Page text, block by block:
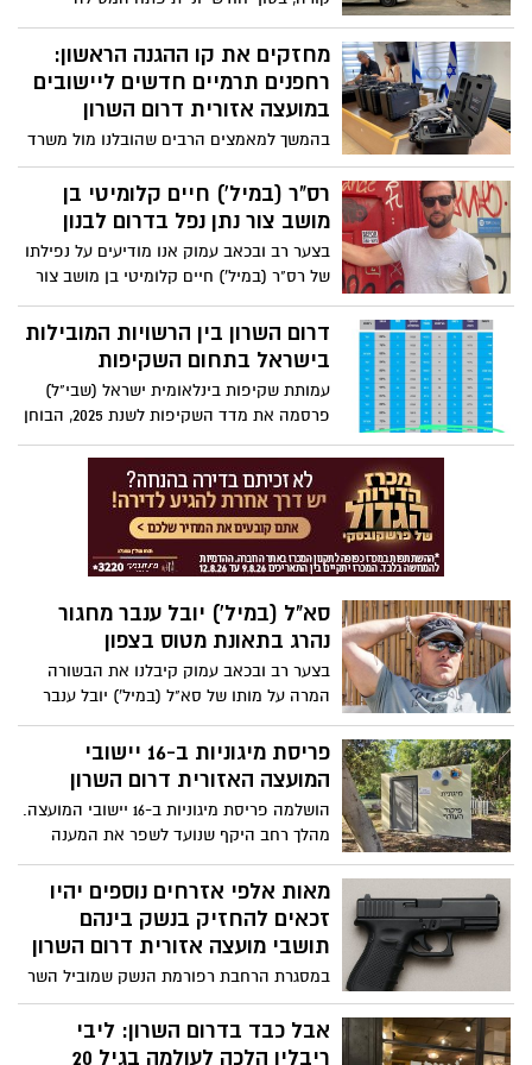
המזרחית של הרכבת עם מספר תחנות
בתחומי המועצה מועצה אזורית דרום השרון
והתושבים ייהנו מחיבור תחבורתי מהיר, נוח
מחזקים את קו ההגנה הראשון:
רחפנים תרמיים חדשים ליישובים
במועצה אזורית דרום השרון
בהמשך למאמצים הרבים שהובלנו מול משרד
הביטחון וצה"ל לחיזוק הביטחון ביישובים,
היום קיבלו יישובי קו התפר רחפנים תרמיים
חדשים, כלי משמעותי נוסף בהגנה על
רס"ר (במיל') חיים קלומיטי בן
מושב צור נתן נפל בדרום לבנון
בצער רב ובכאב עמוק אנו מודיעים על נפילתו
של רס"ר (במיל') חיים קלומיטי בן מושב צור
נתן, לוחם הגנה מרחבית בגדוד 8881, חטיבת
אפרים. קלומיטי בן 55, נשוי לחמוטל ואב
לאביגיל, נעמי ועמליה.
דרום השרון בין הרשויות המובילות
בישראל בתחום השקיפות
עמותת שקיפות בינלאומית ישראל (שבי"ל)
פרסמה את מדד השקיפות לשנת 2025, הבוחן
את אתרי האינטרנט של הרשויות המקומיות
ב114 קריטריונים שונים, בהם תקציבים,
מכרזים, תכנון ובנייה, פרוטוקולים, חופש
מידע, שירות לתושב ועוד.
סא"ל (במיל') יובל ענבר מחגור
נהרג בתאונת מטוס בצפון
בצער רב ובכאב עמוק קיבלנו את הבשורה
המרה על מותו של סא"ל (במיל') יובל ענבר
מחגור, טייס קרב בחיל האויר, מפקד טייסת
לשעבר וטייס באל על, שנהרג היום בתאונת
מטוס בצפון. בן 50 במותו.
פריסת מיגוניות ב-16 יישובי
המועצה האזורית דרום השרון
הושלמה פריסת מיגוניות ב-16 יישובי המועצה.
מהלך רחב היקף שנועד לשפר את המענה
המיגוני במרחב הציבורי ולחזק את המוכנות
בשעת חירום.
מאות אלפי אזרחים נוספים יהיו
זכאים להחזיק בנשק בינהם
תושבי מועצה אזורית דרום השרון
במסגרת הרחבת רפורמת הנשק שמוביל השר
לביטחון לאומי, איתמר בן גבי - נתניה, מ.א
עמק חפר, היישוב אלישמע במ.א דרום השרון
ומ.א יואב הוכרזו כזכאיים לרישיון נשק אישי.
אבל כבד בדרום השרון: ליבי
ריבלין הלכה לעולמה בגיל 20